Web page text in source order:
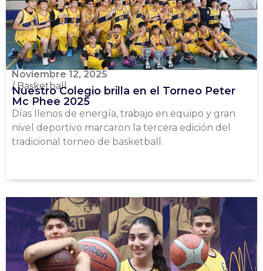
Noviembre 12, 2025
/ Basketball
Nuestro Colegio brilla en el Torneo Peter
Mc Phee 2025
Días llenos de energía, trabajo en equipo y gran
nivel deportivo marcaron la tercera edición del
tradicional torneo de basketball.